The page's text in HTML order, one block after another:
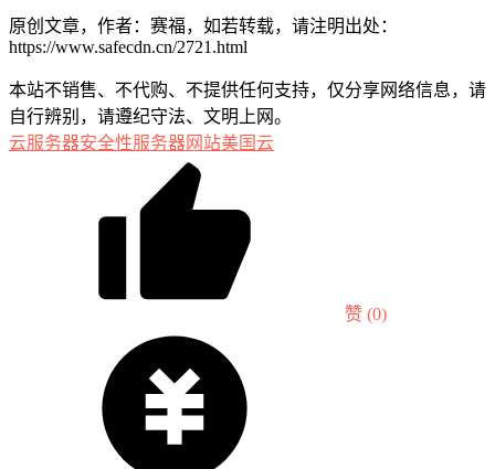
原创文章，作者：赛福，如若转载，请注明出处：
https://www.safecdn.cn/2721.html
本站不销售、不代购、不提供任何支持，仅分享网络信息，请
自行辨别，请遵纪守法、文明上网。
云服务器安全性服务器网站美国云
赞 (0)